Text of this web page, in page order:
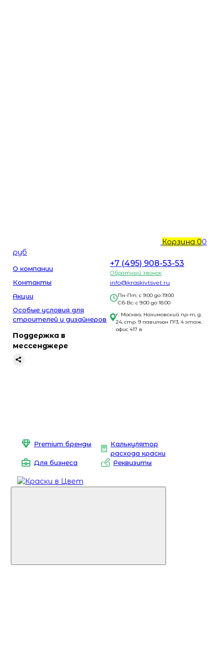
Корзина 00
руб
О компании
Контакты
Акции
Особые условия для
строителей и дизайнеров
Поддержка в
мессенджере
+7 (495) 908-53-53
Обратный звонок
info@kraskivtsvet.ru
Пн-Пт: с 9:00 до 19:00
Сб-Вс: с 9:00 до 18:00
г. Москва, Нахимовский пр-т, д.
24, стр. 9 павильон №3, 4 этаж.
офис 417 в
Premium бренды
Калькулятор
расхода краски
Для бизнеса
Реквизиты